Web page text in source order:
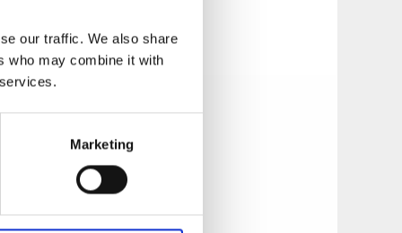
our traffic. We also share
who may combine it with
Marketing
an der
Gelände.
kommen.